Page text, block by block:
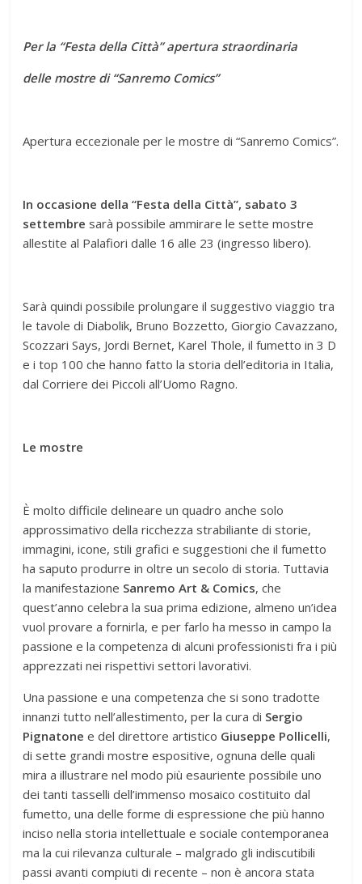
Per la “Festa della Città” apertura straordinaria
delle mostre di “Sanremo Comics”
Apertura eccezionale per le mostre di “Sanremo Comics”.
In occasione della “Festa della Città”, sabato 3
settembre sarà possibile ammirare le sette mostre
allestite al Palafiori dalle 16 alle 23 (ingresso libero).
Sarà quindi possibile prolungare il suggestivo viaggio tra
le tavole di Diabolik, Bruno Bozzetto, Giorgio Cavazzano,
Scozzari Says, Jordi Bernet, Karel Thole, il fumetto in 3 D
e i top 100 che hanno fatto la storia dell’editoria in Italia,
dal Corriere dei Piccoli all’Uomo Ragno.
Le mostre
È molto difficile delineare un quadro anche solo
approssimativo della ricchezza strabiliante di storie,
immagini, icone, stili grafici e suggestioni che il fumetto
ha saputo produrre in oltre un secolo di storia. Tuttavia
la manifestazione Sanremo Art & Comics, che
quest’anno celebra la sua prima edizione, almeno un’idea
vuol provare a fornirla, e per farlo ha messo in campo la
passione e la competenza di alcuni professionisti fra i più
apprezzati nei rispettivi settori lavorativi.
Una passione e una competenza che si sono tradotte
innanzi tutto nell’allestimento, per la cura di Sergio
Pignatonee del direttore artistico Giuseppe Pollicelli,
di sette grandi mostre espositive, ognuna delle quali
mira a illustrare nel modo più esauriente possibile uno
dei tanti tasselli dell’immenso mosaico costituito dal
fumetto, una delle forme di espressione che più hanno
inciso nella storia intellettuale e sociale contemporanea
ma la cui rilevanza culturale – malgrado gli indiscutibili
passi avanti compiuti di recente – non è ancora stata